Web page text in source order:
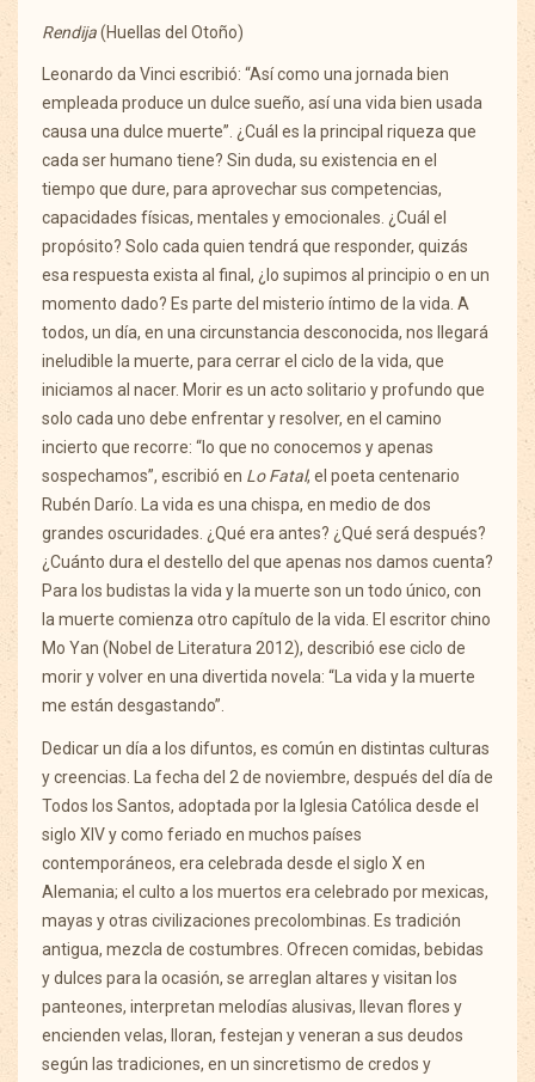
Rendija(Huellas del Otoño)
Leonardo da Vinci escribió: “Así como una jornada bien
empleada produce un dulce sueño, así una vida bien usada
causa una dulce muerte”. ¿Cuál es la principal riqueza que
cada ser humano tiene? Sin duda, su existencia en el
tiempo que dure, para aprovechar sus competencias,
capacidades físicas, mentales y emocionales. ¿Cuál el
propósito? Solo cada quien tendrá que responder, quizás
esa respuesta exista al final, ¿lo supimos al principio o en un
momento dado? Es parte del misterio íntimo de la vida. A
todos, un día, en una circunstancia desconocida, nos llegará
ineludible la muerte, para cerrar el ciclo de la vida, que
iniciamos al nacer. Morir es un acto solitario y profundo que
solo cada uno debe enfrentar y resolver, en el camino
incierto que recorre: “lo que no conocemos y apenas
sospechamos”, escribió en Lo Fatal, el poeta centenario
Rubén Darío. La vida es una chispa, en medio de dos
grandes oscuridades. ¿Qué era antes? ¿Qué será después?
¿Cuánto dura el destello del que apenas nos damos cuenta?
Para los budistas la vida y la muerte son un todo único, con
la muerte comienza otro capítulo de la vida. El escritor chino
Mo Yan (Nobel de Literatura 2012), describió ese ciclo de
morir y volver en una divertida novela: “La vida y la muerte
me están desgastando”.
Dedicar un día a los difuntos, es común en distintas culturas
y creencias. La fecha del 2 de noviembre, después del día de
Todos los Santos, adoptada por la Iglesia Católica desde el
siglo XIV y como feriado en muchos países
contemporáneos, era celebrada desde el siglo X en
Alemania; el culto a los muertos era celebrado por mexicas,
mayas y otras civilizaciones precolombinas. Es tradición
antigua, mezcla de costumbres. Ofrecen comidas, bebidas
y dulces para la ocasión, se arreglan altares y visitan los
panteones, interpretan melodías alusivas, llevan flores y
encienden velas, lloran, festejan y veneran a sus deudos
según las tradiciones, en un sincretismo de credos y